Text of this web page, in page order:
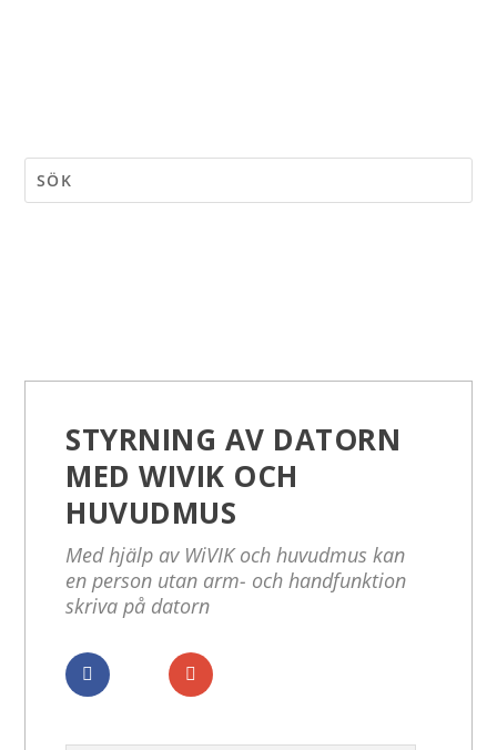
STYRNING AV DATORN
MED WIVIK OCH
HUVUDMUS
Med hjälp av WiVIK och huvudmus kan
en person utan arm- och handfunktion
skriva på datorn